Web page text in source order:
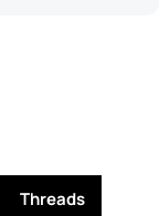
Threads